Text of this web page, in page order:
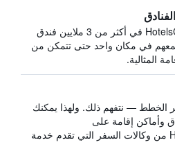
يبحث HotelsCombined في أكثر من 3 ملايين فندق
في مكان واحد حتى تتمكن من
المثالية.
الخطط — نتفهم ذلك. ولهذا يمكنك
وأماكن إقامة على
HotelsCombined من وكالات السفر التي تقدم خدمة